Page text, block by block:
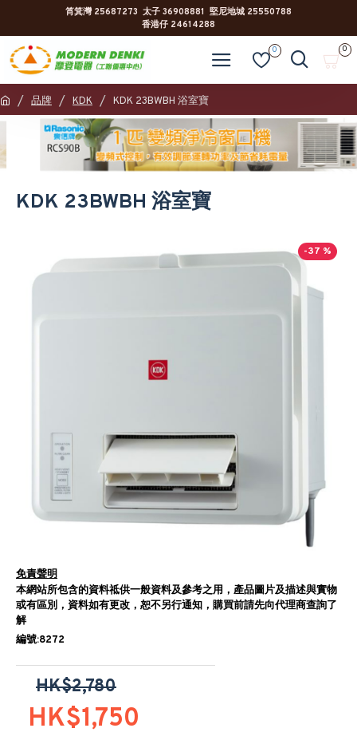
筲箕灣 25687273 太子 36908881 堅尼地城 25550788
香港仔 24614288
0 0
品牌 KDK KDK 23BWBH 浴室寶
KDK 23BWBH 浴室寶
-37 %
免責聲明
本網站所包含的資料祗供一般資料及參考之用，產品圖片及描述與實物
或有區別，資料如有更改，恕不另行通知，購買前請先向代理商查詢了
解
編號:8272
HK$1,750
HK$2,780